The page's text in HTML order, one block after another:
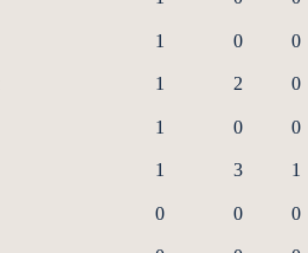
1 0 0
1 2 0
1 0 0
1 3 1
0 0 0